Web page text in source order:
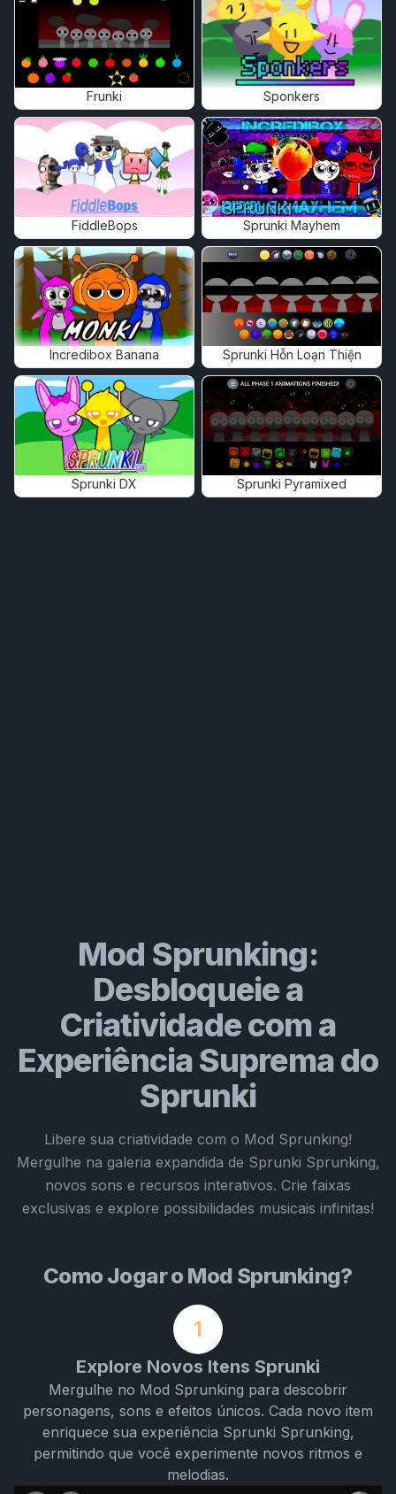
Frunki Sponkers
FiddleBops Sprunki Mayhem
Incredibox Banana Sprunki Hỗn Loạn Thiện
Sprunki DX Sprunki Pyramixed
Mod Sprunking:
Desbloqueie a
Criatividade com a
Experiência Suprema do
Sprunki
Libere sua criatividade com o Mod Sprunking!
Mergulhe na galeria expandida de Sprunki Sprunking,
novos sons e recursos interativos. Crie faixas
exclusivas e explore possibilidades musicais infinitas!
Como Jogar o Mod Sprunking?
1
Explore Novos Itens Sprunki
Mergulhe no Mod Sprunking para descobrir
personagens, sons e efeitos únicos. Cada novo item
enriquece sua experiência Sprunki Sprunking,
permitindo que você experimente novos ritmos e
melodias.